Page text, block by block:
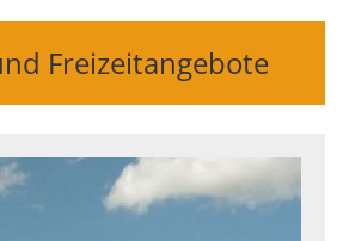
Freizeitangebote